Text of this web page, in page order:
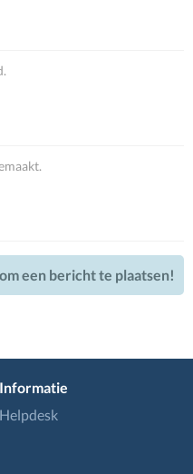
een bericht te plaatsen!
Informatie
Helpdesk